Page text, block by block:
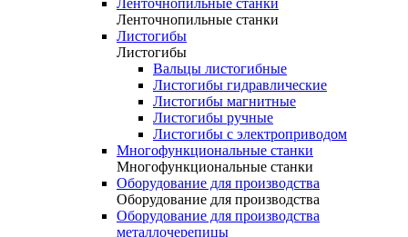
Ленточнопильные станки
Ленточнопильные станки
Листогибы
Листогибы
Вальцы листогибные
Листогибы гидравлические
Листогибы магнитные
Листогибы ручные
Листогибы с электроприводом
Многофункциональные станки
Многофункциональные станки
Оборудование для производства
Оборудование для производства
Оборудование для производства
металлочерепицы